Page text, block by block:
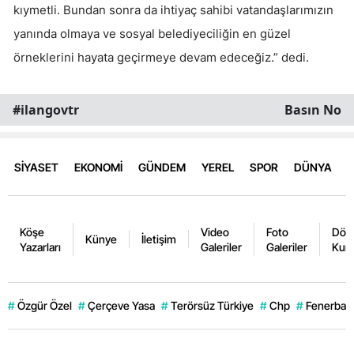
kıymetli. Bundan sonra da ihtiyaç sahibi vatandaşlarımızın
yanında olmaya ve sosyal belediyeciliğin en güzel
örneklerini hayata geçirmeye devam edeceğiz.” dedi.
#ilangovtr Basın No
SİYASET EKONOMİ GÜNDEM YEREL SPOR DÜNYA
Köşe
Yazarları
Künye İletişim
Video
Galeriler
Foto
Galeriler
# Özgür Özel # Çerçeve Yasa # Terörsüz Türkiye # Chp #